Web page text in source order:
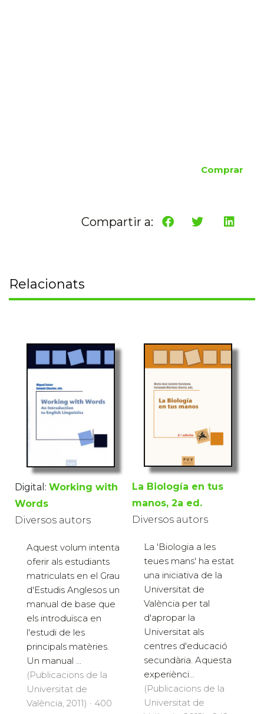
Comprar
Compartir a:
Relacionats
Digital: Working with
Words
Diversos autors
Aquest volum intenta
oferir als estudiants
matriculats en el Grau
d'Estudis Anglesos un
manual de base que
els introduïsca en
l'estudi de les
principals matèries.
Un manual ...
(Publicacions de la
Universitat de
València, 2011) · 400
La Biología en tus
manos, 2a ed.
Diversos autors
La 'Biologia a les
teues mans' ha estat
una iniciativa de la
Universitat de
València per tal
d'apropar la
Universitat als
centres d'educació
secundària. Aquesta
experiènci...
(Publicacions de la
Universitat de